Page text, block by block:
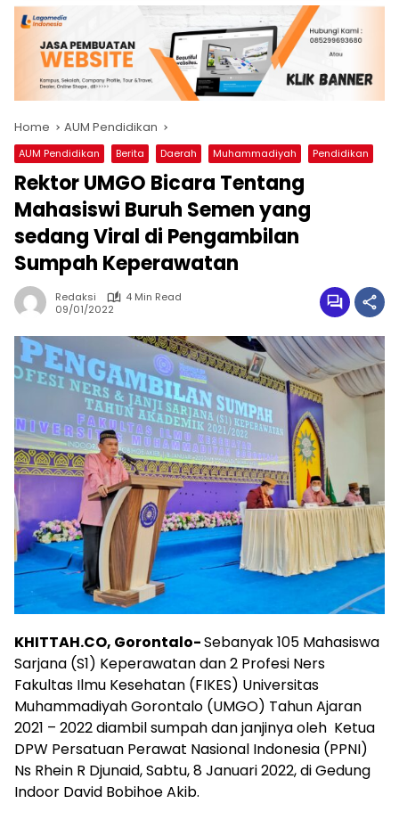
Home AUM Pendidikan
AUM Pendidikan Berita Daerah Muhammadiyah Pendidikan
Rektor UMGO Bicara Tentang
Mahasiswi Buruh Semen yang
sedang Viral di Pengambilan
Sumpah Keperawatan
Redaksi
4 Min Read
09/01/2022
KHITTAH.CO, Gorontalo-Sebanyak 105 Mahasiswa
Sarjana (S1) Keperawatan dan 2 Profesi Ners
Fakultas Ilmu Kesehatan (FIKES) Universitas
Muhammadiyah Gorontalo (UMGO) Tahun Ajaran
2021 – 2022 diambil sumpah dan janjinya oleh Ketua
DPW Persatuan Perawat Nasional Indonesia (PPNI)
Ns Rhein R Djunaid, Sabtu, 8 Januari 2022, di Gedung
Indoor David Bobihoe Akib.